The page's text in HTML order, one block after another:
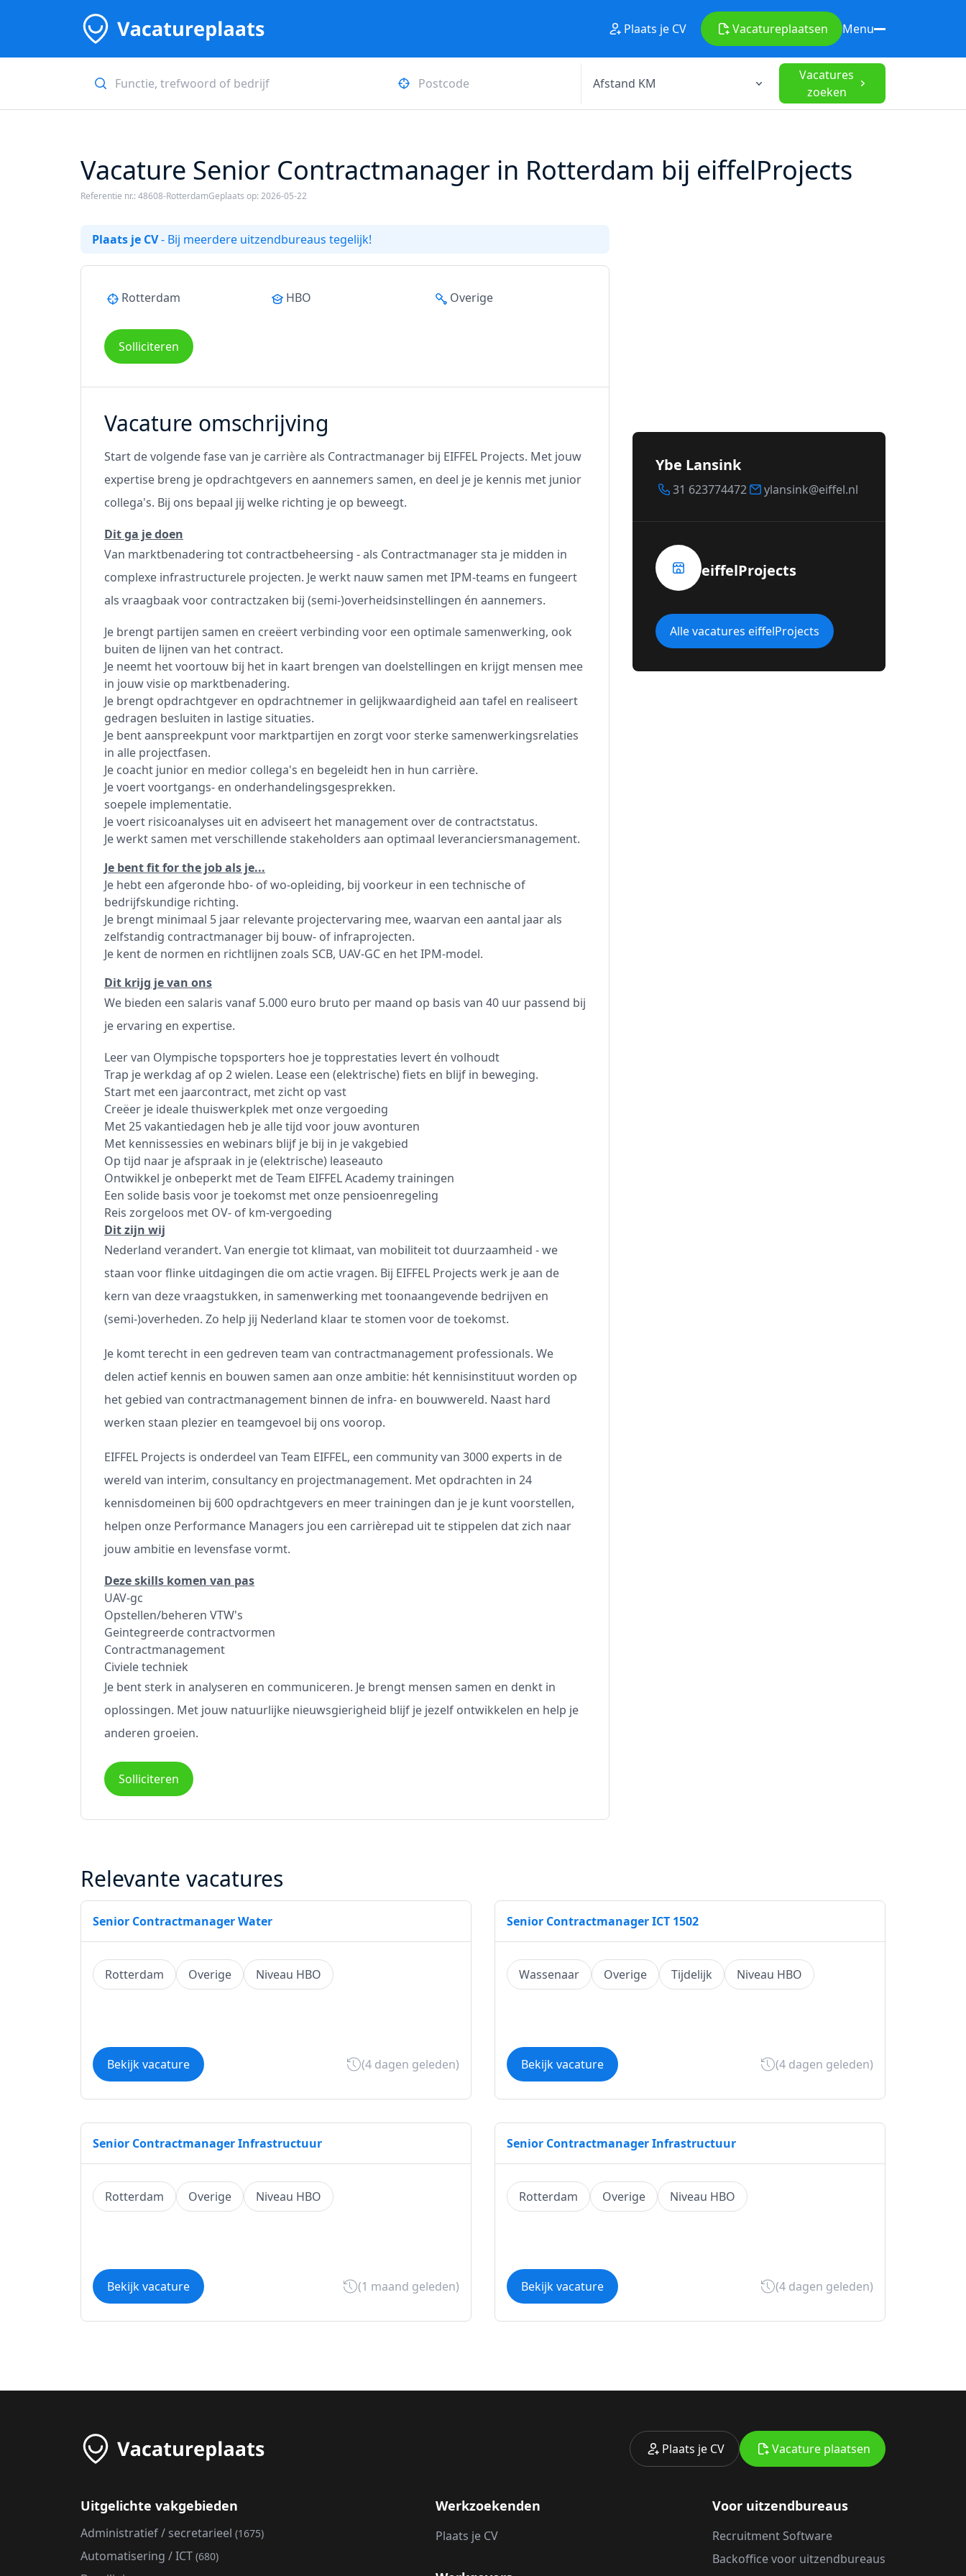
Plaats je CV Vacatureplaatsen Menu
Vacatures
zoeken
Vacature Senior Contractmanager in Rotterdam bij eiffelProjects
Referentie nr.: 48608-RotterdamGeplaats op: 2026-05-22
Plaats je CV- Bij meerdere uitzendbureaus tegelijk!
Rotterdam HBO Overige
Solliciteren
Vacature omschrijving
Start de volgende fase van je carrière als Contractmanager bij EIFFEL Projects. Met jouw
expertise breng je opdrachtgevers en aannemers samen, en deel je je kennis met junior
collega's. Bij ons bepaal jij welke richting je op beweegt.
Dit ga je doen
Van marktbenadering tot contractbeheersing - als Contractmanager sta je midden in
complexe infrastructurele projecten. Je werkt nauw samen met IPM-teams en fungeert
als vraagbaak voor contractzaken bij (semi-)overheidsinstellingen én aannemers.
Je brengt partijen samen en creëert verbinding voor een optimale samenwerking, ook
buiten de lijnen van het contract.
Je neemt het voortouw bij het in kaart brengen van doelstellingen en krijgt mensen mee
in jouw visie op marktbenadering.
Je brengt opdrachtgever en opdrachtnemer in gelijkwaardigheid aan tafel en realiseert
gedragen besluiten in lastige situaties.
Je bent aanspreekpunt voor marktpartijen en zorgt voor sterke samenwerkingsrelaties
in alle projectfasen.
Je coacht junior en medior collega's en begeleidt hen in hun carrière.
Je voert voortgangs- en onderhandelingsgesprekken.
soepele implementatie.
Je voert risicoanalyses uit en adviseert het management over de contractstatus.
Je werkt samen met verschillende stakeholders aan optimaal leveranciersmanagement.
Je bent fit for the job als je...
Je hebt een afgeronde hbo- of wo-opleiding, bij voorkeur in een technische of
bedrijfskundige richting.
Je brengt minimaal 5 jaar relevante projectervaring mee, waarvan een aantal jaar als
zelfstandig contractmanager bij bouw- of infraprojecten.
Je kent de normen en richtlijnen zoals SCB, UAV-GC en het IPM-model.
Dit krijg je van ons
We bieden een salaris vanaf 5.000 euro bruto per maand op basis van 40 uur passend bij
je ervaring en expertise.
Leer van Olympische topsporters hoe je topprestaties levert én volhoudt
Trap je werkdag af op 2 wielen. Lease een (elektrische) fiets en blijf in beweging.
Start met een jaarcontract, met zicht op vast
Creëer je ideale thuiswerkplek met onze vergoeding
Met 25 vakantiedagen heb je alle tijd voor jouw avonturen
Met kennissessies en webinars blijf je bij in je vakgebied
Op tijd naar je afspraak in je (elektrische) leaseauto
Ontwikkel je onbeperkt met de Team EIFFEL Academy trainingen
Een solide basis voor je toekomst met onze pensioenregeling
Reis zorgeloos met OV- of km-vergoeding
Dit zijn wij
Nederland verandert. Van energie tot klimaat, van mobiliteit tot duurzaamheid - we
staan voor flinke uitdagingen die om actie vragen. Bij EIFFEL Projects werk je aan de
kern van deze vraagstukken, in samenwerking met toonaangevende bedrijven en
(semi-)overheden. Zo help jij Nederland klaar te stomen voor de toekomst.
Je komt terecht in een gedreven team van contractmanagement professionals. We
delen actief kennis en bouwen samen aan onze ambitie: hét kennisinstituut worden op
het gebied van contractmanagement binnen de infra- en bouwwereld. Naast hard
werken staan plezier en teamgevoel bij ons voorop.
EIFFEL Projects is onderdeel van Team EIFFEL, een community van 3000 experts in de
wereld van interim, consultancy en projectmanagement. Met opdrachten in 24
kennisdomeinen bij 600 opdrachtgevers en meer trainingen dan je je kunt voorstellen,
helpen onze Performance Managers jou een carrièrepad uit te stippelen dat zich naar
jouw ambitie en levensfase vormt.
Deze skills komen van pas
UAV-gc
Opstellen/beheren VTW's
Geintegreerde contractvormen
Contractmanagement
Civiele techniek
Je bent sterk in analyseren en communiceren. Je brengt mensen samen en denkt in
oplossingen. Met jouw natuurlijke nieuwsgierigheid blijf je jezelf ontwikkelen en help je
anderen groeien.
Solliciteren
Ybe Lansink
31 623774472 ylansink@eiffel.nl
eiffelProjects
Alle vacatures eiffelProjects
Relevante vacatures
Senior Contractmanager Water
Rotterdam Overige Niveau HBO
Bekijk vacature (4 dagen geleden)
Senior Contractmanager ICT 1502
Wassenaar Overige Tijdelijk Niveau HBO
Bekijk vacature (4 dagen geleden)
Senior Contractmanager Infrastructuur
Rotterdam Overige Niveau HBO
Bekijk vacature (1 maand geleden)
Senior Contractmanager Infrastructuur
Rotterdam Overige Niveau HBO
Bekijk vacature (4 dagen geleden)
Plaats je CV Vacature plaatsen
Uitgelichte vakgebieden
Administratief / secretarieel (1675)
Automatisering / ICT (680)
Werkzoekenden
Plaats je CV
Voor uitzendbureaus
Recruitment Software
Backoffice voor uitzendbureaus